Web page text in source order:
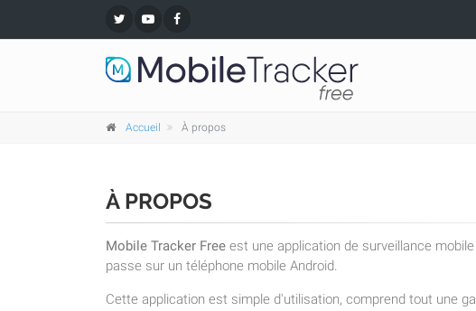
Accueil À propos
À PROPOS
Mobile Tracker Free est une application de surveillance
passe sur un téléphone mobile Android.
Cette application est simple d'utilisation, comprend tout une